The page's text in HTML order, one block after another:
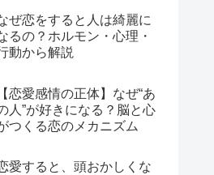
ぜ恋をすると人は綺麗に
るの？ホルモン・心理・
動から解説
【恋愛感情の正体】なぜ“あ
人”が好きになる？脳と心
つくる恋のメカニズム
愛すると、頭おかしくな